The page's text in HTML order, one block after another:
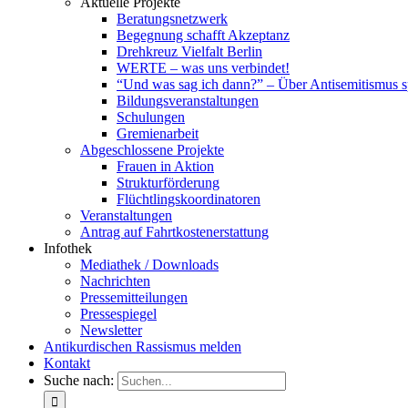
Beratungsnetzwerk
Begegnung schafft Akzeptanz
Drehkreuz Vielfalt Berlin
WERTE – was uns verbindet!
“Und was sag ich dann?” – Über Antisemitismus
Bildungsveranstaltungen
Schulungen
Gremienarbeit
Abgeschlossene Projekte
Frauen in Aktion
Strukturförderung
Flüchtlingskoordinatoren
Veranstaltungen
Antrag auf Fahrtkostenerstattung
Infothek
Mediathek / Downloads
Nachrichten
Pressemitteilungen
Pressespiegel
Newsletter
Antikurdischen Rassismus melden
Kontakt
Suche nach: